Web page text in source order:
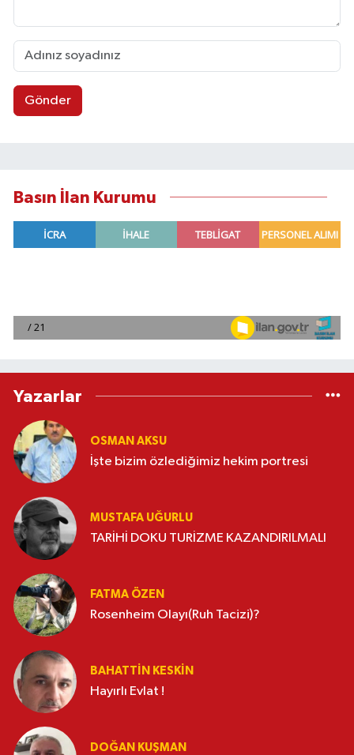
Gönder
Basın İlan Kurumu
Yazarlar
OSMAN AKSU
İşte bizim özlediğimiz hekim portresi
MUSTAFA UĞURLU
TARİHİ DOKU TURİZME KAZANDIRILMALI
FATMA ÖZEN
Rosenheim Olayı(Ruh Tacizi)?
BAHATTIN KESKİN
Hayırlı Evlat !
DOĞAN KUŞMAN